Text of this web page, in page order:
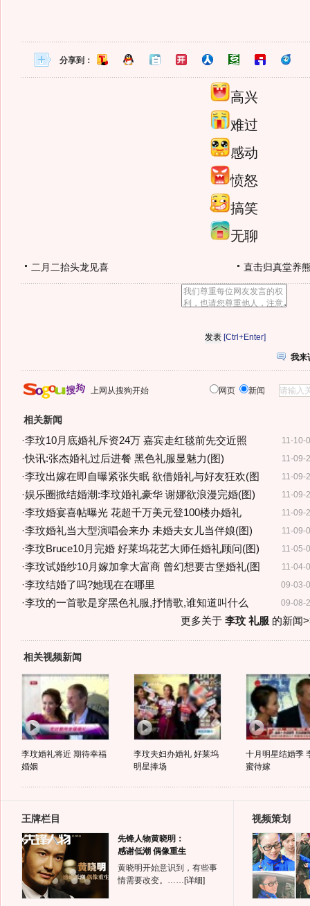
分享到：
高兴
难过
感动
愤怒
搞笑
无聊
二月二抬头龙见喜 直击归真堂养
[Ctrl+Enter]
我来
上网从搜狗开始 网页 新闻
相关新闻
11-10-
·李玟10月底婚礼斥资24万 嘉宾走红毯前先交近照
11-09-
·快讯:张杰婚礼过后进餐 黑色礼服显魅力(图)
11-09-
·李玟出嫁在即自曝紧张失眠 欲借婚礼与好友狂欢(图
11-09-
·娱乐圈掀结婚潮:李玟婚礼豪华 谢娜欲浪漫完婚(图)
11-09-
·李玟婚宴喜帖曝光 花超千万美元登100楼办婚礼
11-09-
·李玟婚礼当大型演唱会来办 未婚夫女儿当伴娘(图)
11-05-
·李玟Bruce10月完婚 好莱坞花艺大师任婚礼顾问(图)
11-04-
·李玟试婚纱10月嫁加拿大富商 曾幻想要古堡婚礼(图
09-03-
·李玟结婚了吗?她现在在哪里
09-08-
·李玟的一首歌是穿黑色礼服,抒情歌,谁知道叫什么
更多关于 李玟 礼服 的新闻
相关视频新闻
李玟婚礼将近 期待幸福
婚姻
李玟夫妇办婚礼 好莱坞
明星捧场
十月明星结婚季
蜜待嫁
王牌栏目
先锋人物黄晓明：
感谢低潮 偶像重生
黄晓明开始意识到，有些事
情需要改变。…… [详细]
视频策划